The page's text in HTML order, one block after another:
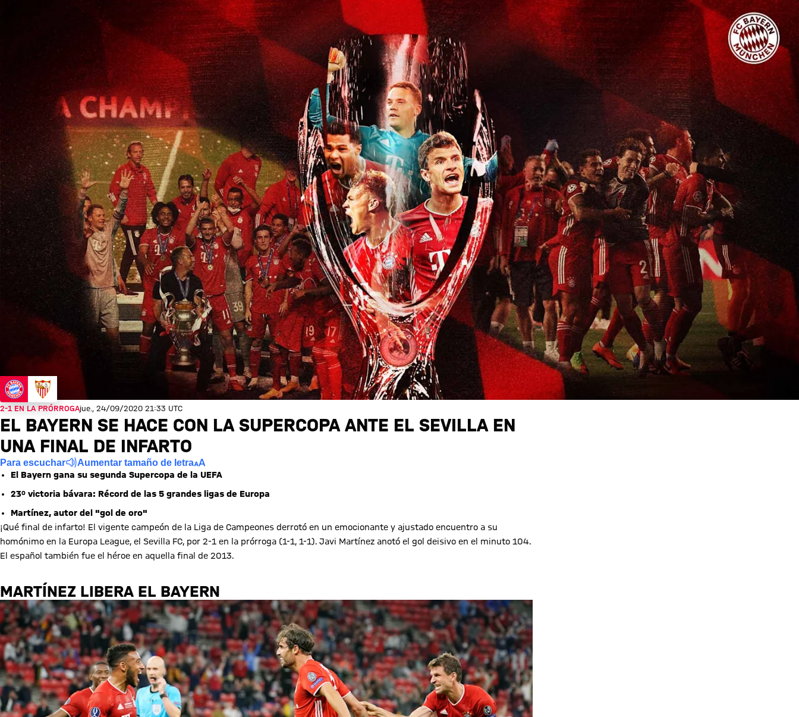
2-1 EN LA PRÓRROGAjue., 24/09/2020 21:33 UTC
EL BAYERN SE HACE CON LA SUPERCOPA ANTE EL SEVILLA EN
UNA FINAL DE INFARTO
Para escuchar Aumentar tamaño de letra
El Bayern gana su segunda Supercopa de la UEFA
23º victoria bávara: Récord de las 5 grandes ligas de Europa
Martínez, autor del "gol de oro"
¡Qué final de infarto! El vigente campeón de la Liga de Campeones derrotó en un emocionante y ajustado encuentro a su
homónimo en la Europa League, el Sevilla FC, por 2-1 en la prórroga (1-1, 1-1). Javi Martínez anotó el gol deisivo en el minuto 104.
El español también fue el héroe en aquella final de 2013.
MARTÍNEZ LIBERA EL BAYERN